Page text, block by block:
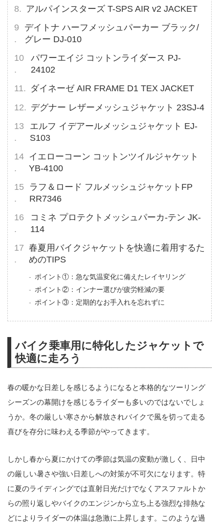
アルパインスターズ T-SPS AIR v2 JACKET
デイトナ ハーフメッシュパーカー ブラック/
グレー DJ-010
パワーエイジ コットンライダース PJ-
24102
ダイネーゼ AIR FRAME D1 TEX JACKET
デグナー レザーメッシュジャケット 23SJ-4
エルフ イデアールメッシュジャケット EJ-
S103
イエローコーン コットンツイルジャケット
YB-4100
ラフ＆ロード フルメッシュジャケットFP
RR7346
コミネ プロテクトメッシュパーカ-テン JK-
114
春夏用バイクジャケットを快適に着用するた
めのTIPS
ポイント①：急な気温変化に備えたレイヤリング
ポイント②：インナー選びが疲労軽減の要
ポイント③：定期的なお手入れを忘れずに
バイク乗車用に特化したジャケットで
快適に走ろう
春の暖かな日差しを感じるようになると本格的なツーリング
シーズンの幕開けを感じるライダーも多いのではないでしょ
うか。冬の厳しい寒さから解放されバイクで風を切って走る
喜びを存分に味わえる季節がやってきます。
しかし春から夏にかけての季節は気温の変動が激しく、日中
の厳しい暑さや強い日差しへの対策が不可欠になります。特
に夏のライディングでは直射日光だけでなくアスファルトか
らの照り返しやバイクのエンジンから立ち上る強烈な排熱な
どによりライダーの体温は急激に上昇します。このような過